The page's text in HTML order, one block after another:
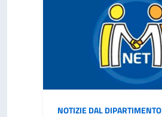
NOTIZIE DAL DIPARTIMENTO